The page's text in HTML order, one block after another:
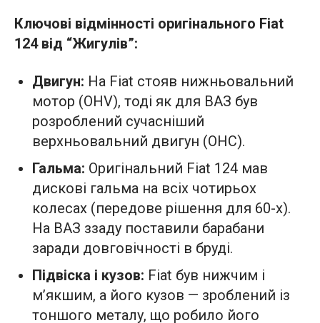
Ключові відмінності оригінального Fiat
124 від “Жигулів”:
Двигун: На Fiat стояв нижньовальний
мотор (OHV), тоді як для ВАЗ був
розроблений сучасніший
верхньовальний двигун (OHC).
Гальма: Оригінальний Fiat 124 мав
дискові гальма на всіх чотирьох
колесах (передове рішення для 60-х).
На ВАЗ ззаду поставили барабани
заради довговічності в бруді.
Підвіска і кузов: Fiat був нижчим і
м’якшим, а його кузов — зроблений із
тоншого металу, що робило його